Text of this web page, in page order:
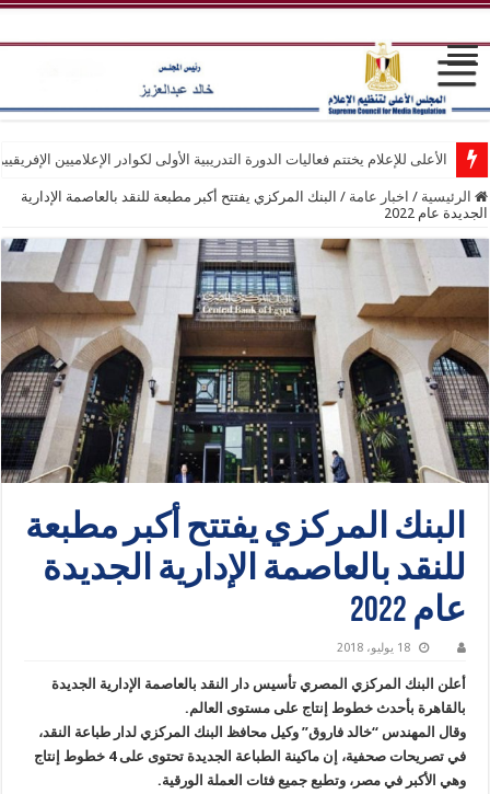
الأعلى للإعلام يختتم فعاليات الدورة التدريبية الأولى لكوادر الإعلاميين
الرئيسية / اخبار عامة / البنك المركزي يفتتح أكبر مطبعة للنقد بالعاصمة الإدارية
الجديدة عام 2022
البنك المركزي يفتتح أكبر مطبعة
للنقد بالعاصمة الإدارية الجديدة
عام 2022
18 يوليو، 2018
أعلن البنك المركزي المصري تأسيس دار النقد بالعاصمة الإدارية الجديدة
بالقاهرة بأحدث خطوط إنتاج على مستوى العالم.
وقال المهندس “خالد فاروق” وكيل محافظ البنك المركزي لدار طباعة النقد،
في تصريحات صحفية، إن ماكينة الطباعة الجديدة تحتوى على 4 خطوط إنتاج
وهي الأكبر في مصر، وتطبع جميع فئات العملة الورقية.